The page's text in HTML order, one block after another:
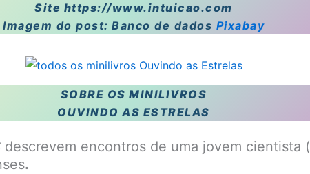
Site https://www.intuicao.com
Imagem do post: Banco de dados Pixabay
SOBRE OS MINILIVROS
OUVINDO AS ESTRELAS
descrevem encontros de uma jovem cientista (
.